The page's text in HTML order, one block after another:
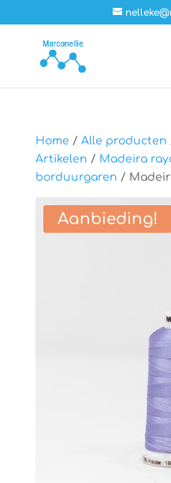
Home / Alle producten
Artikelen / Madeira
borduurgaren /
Aanbieding!